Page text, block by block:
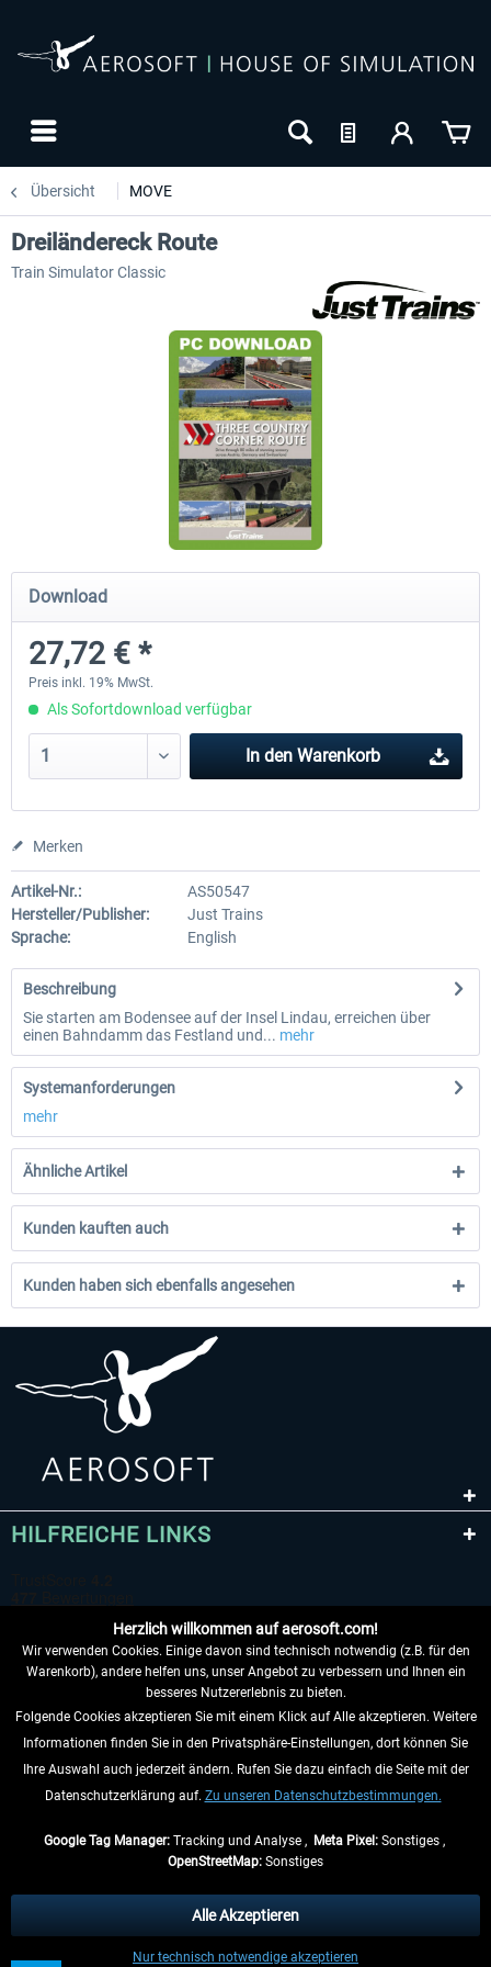
Übersicht MOVE
RWA Railjet Advanced
39,62 € *
Im Köblitzer Bergland 3
Dreiländereck Route
Train Simulator Classic
Download
27,72 € *
Preis inkl. 19% MwSt.
Als Sofortdownload verfügbar
In den Warenkorb
Merken
Artikel-Nr.:
AS50547
Hersteller/Publisher:
Just Trains
Sprache:
English
Beschreibung
Sie starten am Bodensee auf der Insel Lindau, erreichen über
einen Bahndamm das Festland und... mehr
Systemanforderungen
mehr
Ähnliche Artikel
Kunden kauften auch
Kunden haben sich ebenfalls angesehen
HILFREICHE LINKS
VERTRAG WIDERRUFEN
INFORMATIONEN
anders beschrieben.
** Gilt für Lieferungen innerhalb Deutschlands, Lieferzeiten für andere Länder
Herzlich willkommen auf aerosoft.com!
Wir verwenden Cookies. Einige davon sind technisch notwendig (z.B. für den
Warenkorb), andere helfen uns, unser Angebot zu verbessern und Ihnen ein
besseres Nutzererlebnis zu bieten.
Folgende Cookies akzeptieren Sie mit einem Klick auf Alle akzeptieren. Weitere
Informationen finden Sie in den Privatsphäre-Einstellungen, dort können Sie
Ihre Auswahl auch jederzeit ändern. Rufen Sie dazu einfach die Seite mit der
Datenschutzerklärung auf. Zu unseren Datenschutzbestimmungen.
Google Tag Manager:Tracking und Analyse , Meta Pixel:Sonstiges ,
OpenStreetMap: Sonstiges
Nur technisch notwendige akzeptieren
Alle Akzeptieren